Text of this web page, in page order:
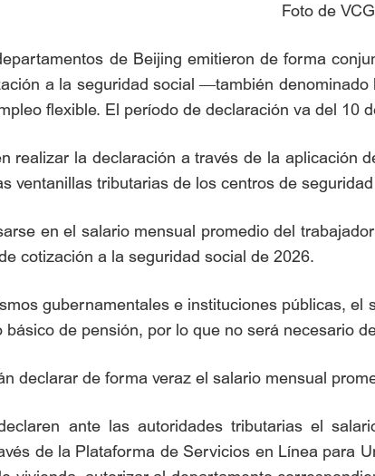
Foto de VCG
de Beijing emitieron de forma
a la seguridad social —también
flexible. El período de declaración va del 10
realizar la declaración a través de la aplicación
ventanillas tributarias de los centros de
en el salario mensual promedio del
cotización a la seguridad social de 2026.
gubernamentales e instituciones públicas,
de pensión, por lo que no será necesario
declarar de forma veraz el salario mensual
ante las autoridades tributarias el
de la Plataforma de Servicios en Línea para